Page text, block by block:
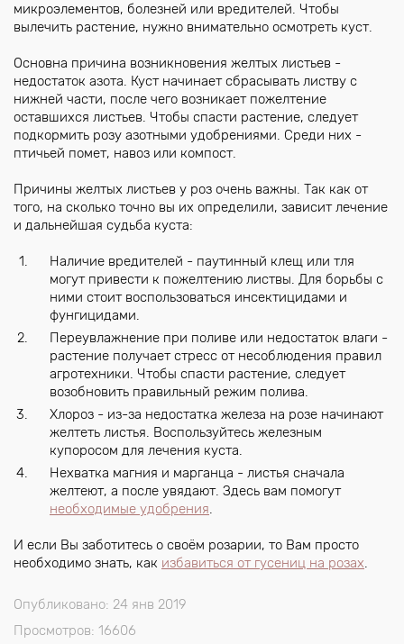
микроэлементов, болезней или вредителей. Чтобы
вылечить растение, нужно внимательно осмотреть куст.
Основна причина возникновения желтых листьев -
недостаток азота. Куст начинает сбрасывать листву с
нижней части, после чего возникает пожелтение
оставшихся листьев. Чтобы спасти растение, следует
подкормить розу азотными удобрениями. Среди них -
птичьей помет, навоз или компост.
Причины желтых листьев у роз очень важны. Так как от
того, на сколько точно вы их определили, зависит лечение
и дальнейшая судьба куста:
Наличие вредителей - паутинный клещ или тля
могут привести к пожелтению листвы. Для борьбы с
ними стоит воспользоваться инсектицидами и
фунгицидами.
Переувлажнение при поливе или недостаток влаги -
растение получает стресс от несоблюдения правил
агротехники. Чтобы спасти растение, следует
возобновить правильный режим полива.
Хлороз - из-за недостатка железа на розе начинают
желтеть листья. Воспользуйтесь железным
купоросом для лечения куста.
Нехватка магния и марганца - листья сначала
желтеют, а после увядают. Здесь вам помогут
необходимые удобрения.
И если Вы заботитесь о своём розарии, то Вам просто
необходимо знать, как избавиться от гусениц на розах.
Опубликовано: 24 янв 2019
Просмотров: 16606